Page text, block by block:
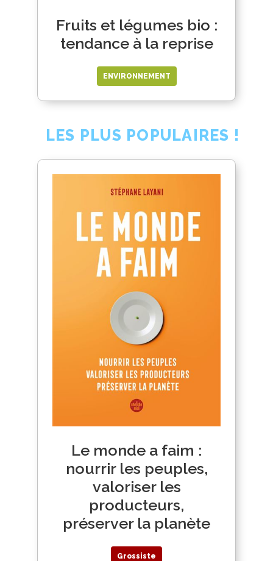
Fruits et légumes bio :
tendance à la reprise
ENVIRONNEMENT
LES PLUS POPULAIRES !
Le monde a faim :
nourrir les peuples,
valoriser les
producteurs,
préserver la planète
Grossiste